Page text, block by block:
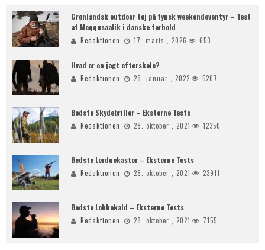
Grønlandsk outdoor tøj på fynsk weekendeventyr – Test
af Meqqusaalik i danske forhold
Redaktionen 17. marts , 2026 653
Hvad er en jagt efterskole?
Redaktionen 28. januar , 2022 5207
Bedste Skydebriller – Eksterne Tests
Redaktionen 28. oktober , 2021 12350
Bedste Lerduekaster – Eksterne Tests
Redaktionen 28. oktober , 2021 23911
Bedste Lokkekald – Eksterne Tests
Redaktionen 28. oktober , 2021 7155